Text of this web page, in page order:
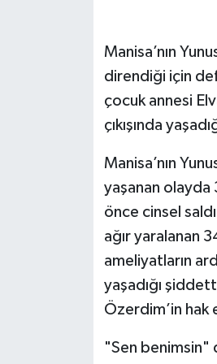
Manisa’nın
direndiği için
çocuk annesi
çıkışında
Manisa’nın
yaşanan olayda
önce cinsel
ağır yaralanan
ameliyatların
yaşadığı
Özerdim’in hak
"Sen benimsin"